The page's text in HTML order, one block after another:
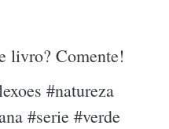
livro? Comente!
#natureza
#serie #verde